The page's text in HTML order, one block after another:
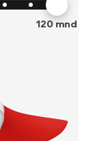
120mnd